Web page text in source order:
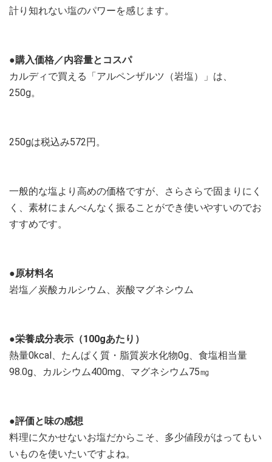
計り知れない塩のパワーを感じます。
●購入価格／内容量とコスパ
カルディで買える「アルペンザルツ（岩塩）」は、
250g。
250gは税込み572円。
一般的な塩より高めの価格ですが、さらさらで固まりにく
く、素材にまんべんなく振ることができ使いやすいのでお
すすめです。
●原材料名
岩塩／炭酸カルシウム、炭酸マグネシウム
●栄養成分表示（100gあたり）
熱量0kcal、たんぱく質・脂質炭水化物0g、食塩相当量
98.0g、カルシウム400mg、マグネシウム75㎎
●評価と味の感想
料理に欠かせないお塩だからこそ、多少値段がはってもい
いものを使いたいですよね。